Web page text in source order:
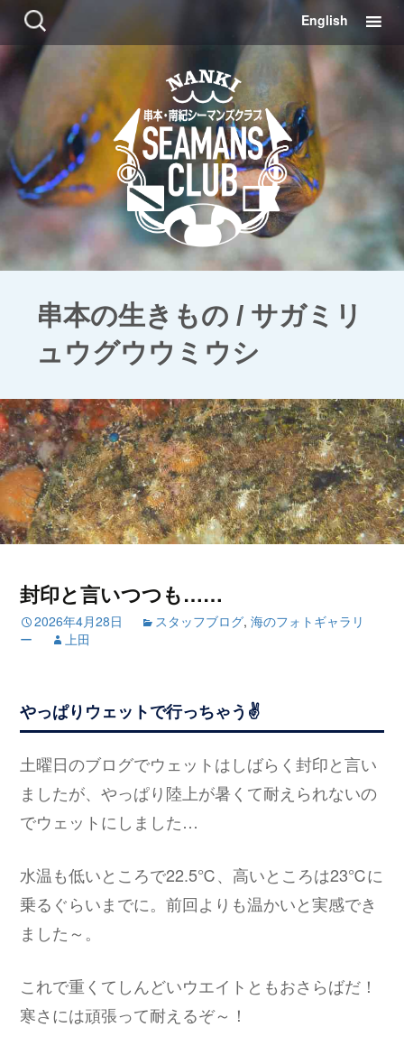
検
索:
コ
ン
ツ
に
English
串本の生きもの / サガミリ
ュウグウウミウシ
封印と言いつつも……
2026年4月28日 スタッフブログ,海のフォトギャラリ
ー
上田
やっぱりウェットで行っちゃう✌
土曜日のブログでウェットはしばらく封印と言い
ましたが、やっぱり陸上が暑くて耐えられないの
でウェットにしました…
水温も低いところで22.5℃、高いところは23℃に
乗るぐらいまでに。前回よりも温かいと実感でき
ました～。
これで重くてしんどいウエイトともおさらばだ！
寒さには頑張って耐えるぞ～！